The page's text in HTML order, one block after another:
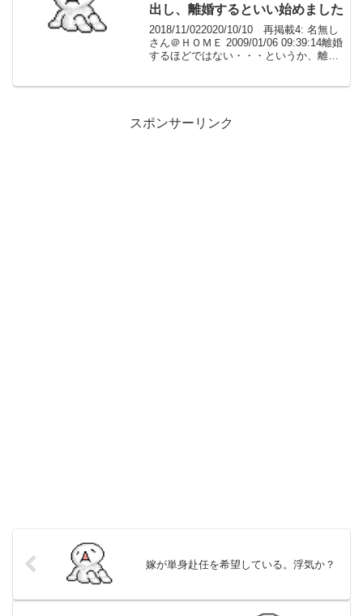
出し、離婚するといい始めました
2018/11/022020/10/10 再掲載4: 名無し
さん＠ＨＯＭＥ 2009/01/06 09:39:14離婚
するほどではない・・・というか、離婚
スポンサーリンク
嫁が単身赴任を希望している。浮気か？